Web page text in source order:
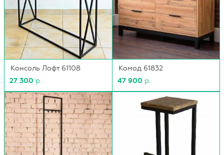
Консоль Лофт 61108
27 300 р.
Комод 61832
47 900 р.